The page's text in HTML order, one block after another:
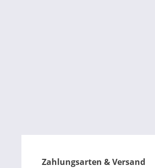
Zahlungsarten & Versand